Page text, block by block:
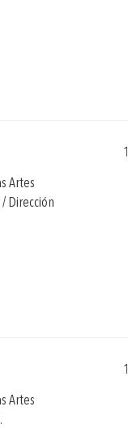
Artes
/ Dirección
Artes